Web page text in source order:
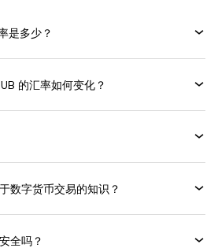
是多少？
的汇率如何变化？
数字货币交易的知识？
全吗？